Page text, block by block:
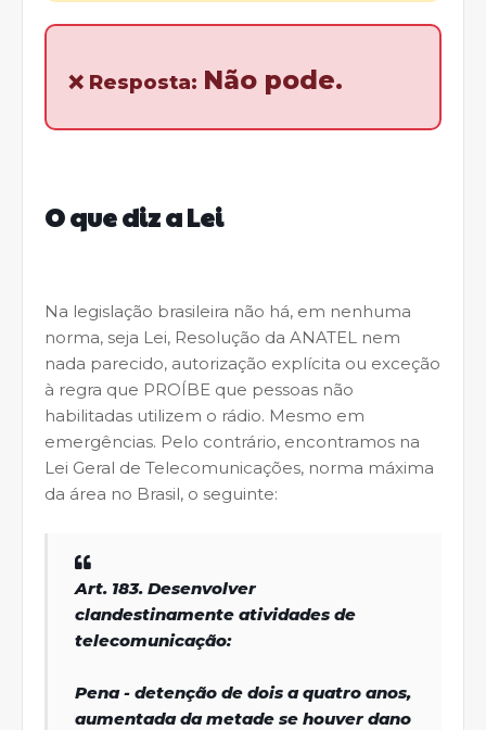
❌ Resposta: Não pode.
O que diz a Lei
Na legislação brasileira não há, em nenhuma
norma, seja Lei, Resolução da ANATEL nem
nada parecido, autorização explícita ou exceção
à regra que PROÍBE que pessoas não
habilitadas utilizem o rádio. Mesmo em
emergências. Pelo contrário, encontramos na
Lei Geral de Telecomunicações, norma máxima
da área no Brasil, o seguinte:
Art. 183. Desenvolver
clandestinamente atividades de
telecomunicação:
Pena - detenção de dois a quatro anos,
aumentada da metade se houver dano